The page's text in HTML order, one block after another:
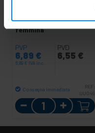
femmina a femmina e
femmina
PVP
6,89 €
6,89 € IVA inc.
PVD
6,55 €
Consegna immediata
REF:
UU049
Quantità